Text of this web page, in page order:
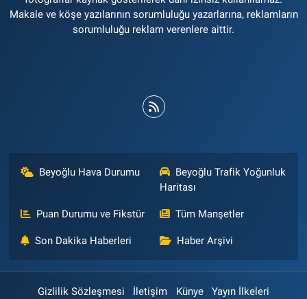
Makale ve köşe yazılarının sorumluluğu yazarlarına, reklamların
sorumluluğu reklam verenlere aittir.
Beyoğlu Hava Durumu
Beyoğlu Trafik Yoğunluk
Haritası
Puan Durumu ve Fikstür Tüm Manşetler
Son Dakika Haberleri Haber Arşivi
Gizlilik Sözleşmesi İletişim Künye Yayın İlkeleri